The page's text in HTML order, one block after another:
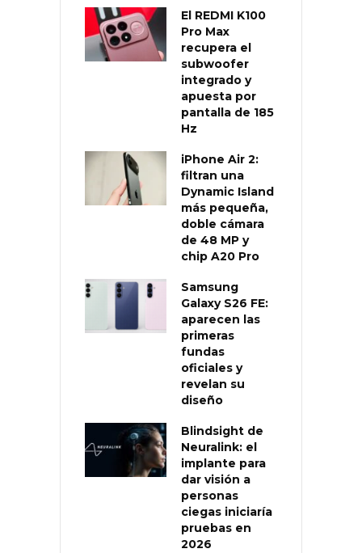
El REDMI K100
Pro Max
recupera el
subwoofer
integrado y
apuesta por
pantalla de 185
Hz
iPhone Air 2:
filtran una
Dynamic Island
más pequeña,
doble cámara
de 48 MP y
chip A20 Pro
Samsung
Galaxy S26 FE:
aparecen las
primeras
fundas
oficiales y
revelan su
diseño
Blindsight de
Neuralink: el
implante para
dar visión a
personas
ciegas iniciaría
pruebas en
2026